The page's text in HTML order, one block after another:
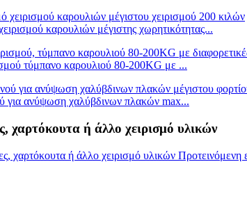
καρουλιών μέγιστης χωρητικότητας...
τύμπανο καρουλιού 80-200KG με ...
για ανύψωση χαλύβδινων πλακών max...
χαρτόκουτα ή άλλο χειρισμό υλικών